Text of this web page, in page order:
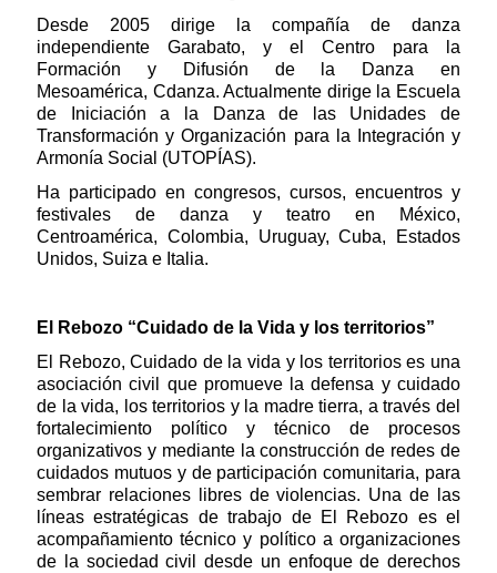
Desde 2005 dirige la compañía de danza
independiente Garabato, y el Centro para la
Formación y Difusión de la Danza en
Mesoamérica, Cdanza. Actualmente dirige la Escuela
de Iniciación a la Danza de las Unidades de
Transformación y Organización para la Integración y
Armonía Social (UTOPÍAS).
Ha participado en congresos, cursos, encuentros y
festivales de danza y teatro en México,
Centroamérica, Colombia, Uruguay, Cuba, Estados
Unidos, Suiza e Italia.
El Rebozo “Cuidado de la Vida y los territorios”
El Rebozo, Cuidado de la vida y los territorios es una
asociación civil que promueve la defensa y cuidado
de la vida, los territorios y la madre tierra, a través del
fortalecimiento político y técnico de procesos
organizativos y mediante la construcción de redes de
cuidados mutuos y de participación comunitaria, para
sembrar relaciones libres de violencias. Una de las
líneas estratégicas de trabajo de El Rebozo es el
acompañamiento técnico y político a organizaciones
de la sociedad civil desde un enfoque de derechos